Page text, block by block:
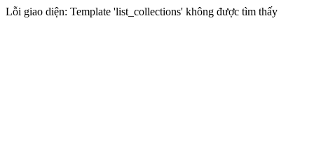
Lỗi giao diện: Template 'list_collections' không được tìm thấy